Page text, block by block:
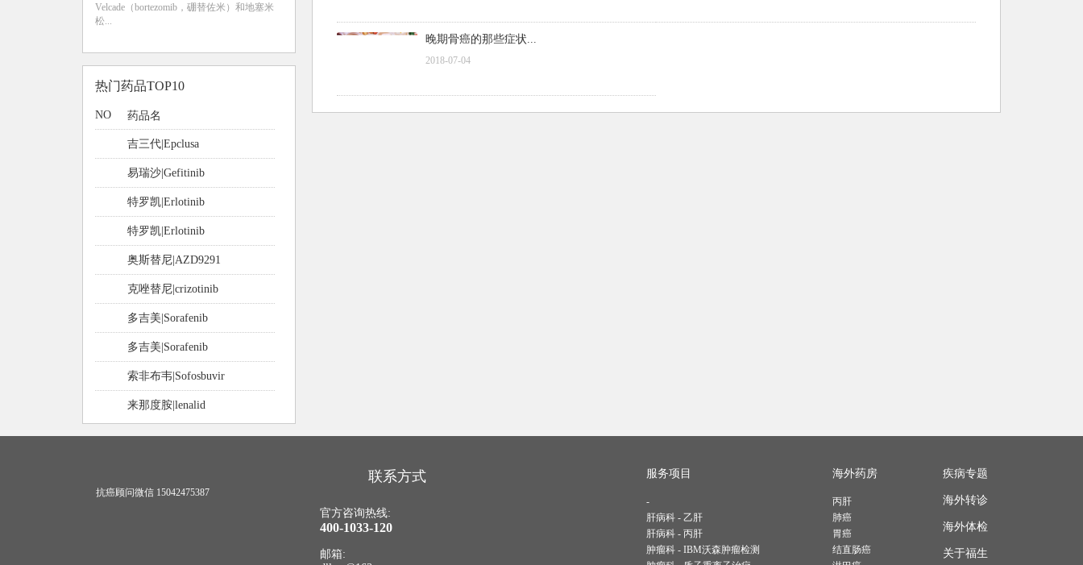
Velcade（bortezomib，硼替佐米）和地塞米
松...
热门药品TOP10
NO 药品名
吉三代|Epclusa
易瑞沙|Gefitinib
特罗凯|Erlotinib
特罗凯|Erlotinib
奥斯替尼|AZD9291
克唑替尼|crizotinib
多吉美|Sorafenib
多吉美|Sorafenib
索非布韦|Sofosbuvir
来那度胺|lenalid
晚期骨癌的那些症状...
2018-07-04
抗癌顾问微信 15042475387
联系方式
官方咨询热线:
400-1033-120
邮箱:
服务项目
-
肝病科 - 乙肝
肝病科 - 丙肝
肿瘤科 - IBM沃森肿瘤检测
海外药房
丙肝
肺癌
胃癌
结直肠癌
疾病专题
海外转诊
海外体检
关于福生